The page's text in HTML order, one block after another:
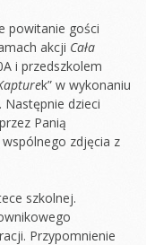
powitanie gości
akcji Cała
i przedszkolem
k” w wykonaniu
dzieci
Panią
zdjęcia z
szkolnej.
Przypomnienie